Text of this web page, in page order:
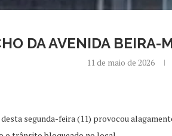
DA AVENIDA
11 de maio de 2026
segunda-feira (11) provocou